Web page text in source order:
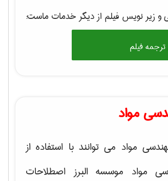
و زیر نویس فیلم از دیگر خدمات ماست:
فیلم
مواد
مواد می توانند با استفاده از
مواد موسسه البرز اصطلاحات